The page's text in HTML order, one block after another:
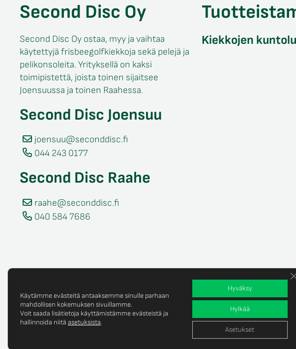
Second Disc Oy
Second Disc Oy ostaa, myy ja vaihtaa
käytettyjä frisbeegolfkiekkoja sekä pelejä ja
pelikonsoleita. Yrityksellä on kaksi
toimipistettä, joista toinen sijaitsee
Joensuussa ja toinen Raahessa.
Second Disc Joensuu
joensuu@seconddisc.fi
044 243 0177
Second Disc Raahe
raahe@seconddisc.fi
040 584 7686
Kiekkojen
© Copyright 2025 Second Disc Oy Tietosuojaseloste Tilaus- ja
Käytämme evästeitä antaaksemme sinulle parhaan
mahdollisen kokemuksen sivuillamme.
Voit saada lisätietoja käyttämistämme evästeistä ja
hallinnoida niitä asetuksista.
Hyväksy
Hylkää
Asetukset